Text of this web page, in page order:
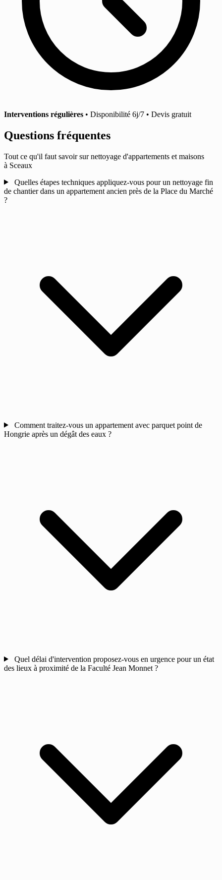
Interventions régulières • Disponibilité 6j/7 • Devis gratuit
Questions fréquentes
Tout ce qu'il faut savoir sur nettoyage d'appartements et maisons
à Sceaux
Quelles étapes techniques appliquez-vous pour un nettoyage fin
de chantier dans un appartement ancien près de la Place du Marché
?
Comment traitez-vous un appartement avec parquet point de
Hongrie après un dégât des eaux ?
Quel délai d'intervention proposez-vous en urgence pour un état
des lieux à proximité de la Faculté Jean Monnet ?